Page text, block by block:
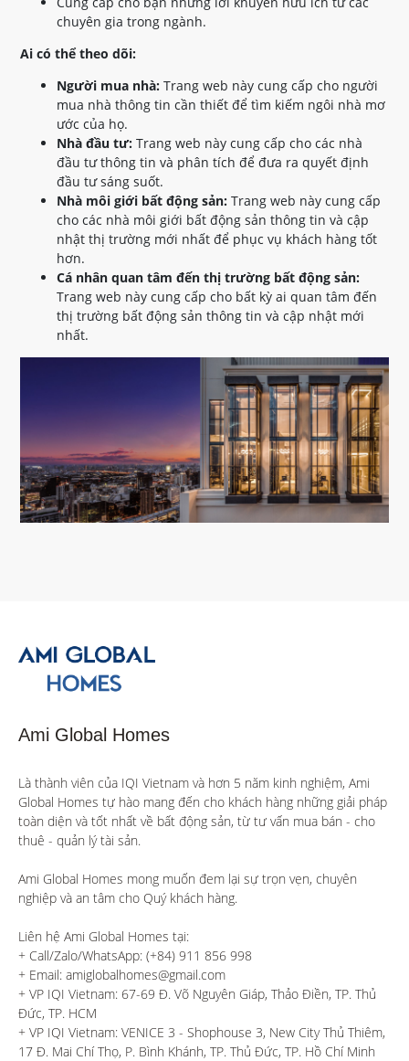
chuyên gia trong ngành.
Ai có thể theo dõi:
Người mua nhà: Trang web này cung cấp cho người
mua nhà thông tin cần thiết để tìm kiếm ngôi nhà mơ
ước của họ.
Nhà đầu tư: Trang web này cung cấp cho các nhà
đầu tư thông tin và phân tích để đưa ra quyết định
đầu tư sáng suốt.
Nhà môi giới bất động sản: Trang web này cung cấp
cho các nhà môi giới bất động sản thông tin và cập
nhật thị trường mới nhất để phục vụ khách hàng tốt
hơn.
Cá nhân quan tâm đến thị trường bất động sản:
Trang web này cung cấp cho bất kỳ ai quan tâm đến
thị trường bất động sản thông tin và cập nhật mới
nhất.
Ami Global Homes
Là thành viên của IQI Vietnam và hơn 5 năm kinh nghiệm, Ami
Global Homes tự hào mang đến cho khách hàng những giải pháp
toàn diện và tốt nhất về bất động sản, từ tư vấn mua bán - cho
thuê - quản lý tài sản.
Ami Global Homes mong muốn đem lại sự trọn vẹn, chuyên
nghiệp và an tâm cho Quý khách hàng.
Liên hệ Ami Global Homes tại:
+ Call/Zalo/WhatsApp: (+84) 911 856 998
+ Email: amiglobalhomes@gmail.com
+ VP IQI Vietnam: 67-69 Đ. Võ Nguyên Giáp, Thảo Điền, TP. Thủ
Đức, TP. HCM
+ VP IQI Vietnam: VENICE 3 - Shophouse 3, New City Thủ Thiêm,
17 Đ. Mai Chí Thọ, P. Bình Khánh, TP. Thủ Đức, TP. Hồ Chí Minh